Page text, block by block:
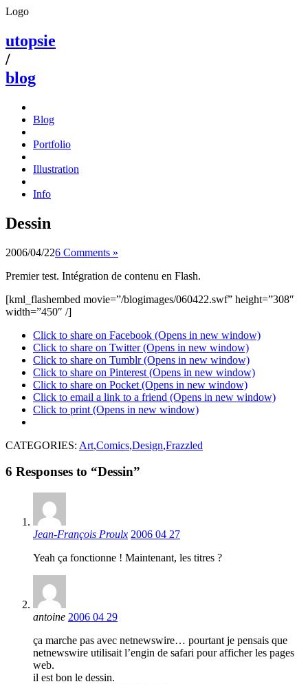
Logo
utopsie
/
blog
Blog
Portfolio
Illustration
Info
Dessin
2006/04/226 Comments »
Premier test. Intégration de contenu en Flash.
[kml_flashembed movie=”/blogimages/060422.swf” height=”308″
width=”450″ /]
Click to share on Facebook (Opens in new window)
Click to share on Twitter (Opens in new window)
Click to share on Tumblr (Opens in new window)
Click to share on Pinterest (Opens in new window)
Click to share on Pocket (Opens in new window)
Click to email a link to a friend (Opens in new window)
Click to print (Opens in new window)
CATEGORIES: Art,Comics,Design,Frazzled
6 Responses to “Dessin”
Jean-François Proulx 2006 04 27
Yeah ça fonctionne ! Maintenant, les titres ?
antoine 2006 04 29
ça marche pas avec netnewswire… pourtant je pensais que
netnewswire utilisait l’engin de safari pour afficher les pages
web.
il est bon le dessin.